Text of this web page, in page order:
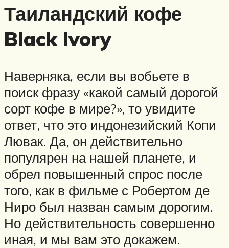
Таиландский кофе
Black Ivory
Наверняка, если вы вобьете в
поиск фразу «какой самый дорогой
сорт кофе в мире?», то увидите
ответ, что это индонезийский Копи
Лювак. Да, он действительно
популярен на нашей планете, и
обрел повышенный спрос после
того, как в фильме с Робертом де
Ниро был назван самым дорогим.
Но действительность совершенно
иная, и мы вам это докажем.